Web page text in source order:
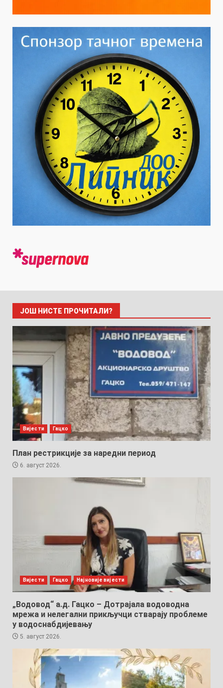
ЈОШ НИСТЕ ПРОЧИТАЛИ?
Вијести Гацко
План рестрикције за наредни период
6. август 2026.
Вијести Гацко Најновије вијести
„Водовод“ а.д. Гацко – Дотрајала водоводна
мрежа и нелегални прикључци стварају проблеме
у водоснабдијевању
5. август 2026.